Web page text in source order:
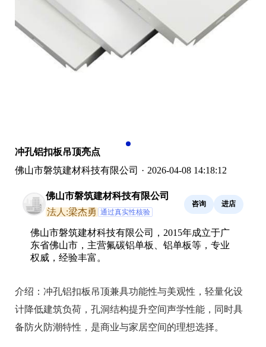
冲孔铝扣板吊顶亮点
佛山市磐筑建材科技有限公司 · 2026-04-08 14:18:12
佛山市磐筑建材科技有限公司
法人:梁杰勇 通过真实性核验
咨询 进店
佛山市磐筑建材科技有限公司，2015年成立于广
东省佛山市，主营氟碳铝单板、铝单板等，专业
权威，经验丰富。
介绍： 冲孔铝扣板吊顶兼具功能性与美观性，轻量化设
计降低建筑负荷，孔洞结构提升空间声学性能，同时具
备防火防潮特性，是商业与家居空间的理想选择。